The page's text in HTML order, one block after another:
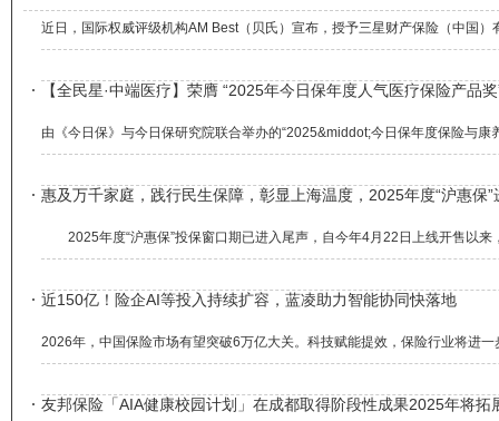
近日，国际权威评级机构AM Best（贝氏）宣布，授予三星财产保险（中国）
【全民星·中端医疗】荣膺 “2025年今日保年度人气医疗保险产品奖
由《今日保》与今日保研究院联合举办的“2025&middot;今日保年度保险与
惠及万千家庭，践行民生保障，彰显上海温度，2025年度“沪惠保
2025年度“沪惠保”投保窗口期已进入尾声，自今年4月22日上线开售以来
近150亿！险企AI等投入持续扩容，蓝凌助力智能协同快落地
2026年，中国保险市场有望突破6万亿大关。科技赋能提效，保险行业将进
友邦保险「AIA健康校园计划」在成都取得阶段性成果2025年将拓